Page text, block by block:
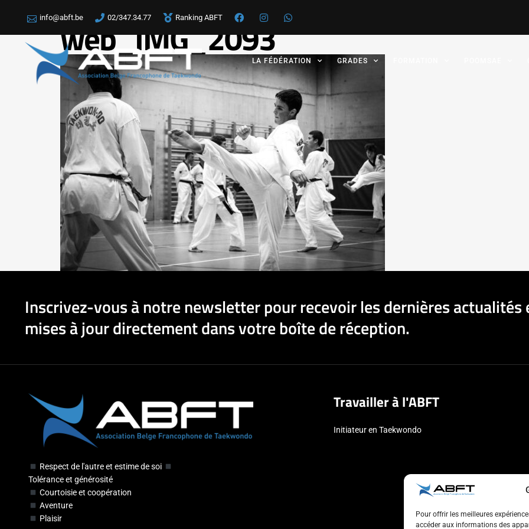
Pour offrir les meilleures
accéder aux informations des
info@abft.be 02/347.34.77 Ranking ABFT
LA FÉDÉRATION GRADES
web_IMG_2093
Inscrivez-vous à notre newsletter pour recevoir les dernières actualités
mises à jour directement dans votre boîte de réception.
Respect de l'autre et estime de soi
Tolérance et générosité
Courtoisie et coopération
Aventure
Plaisir
Travailler à l'ABFT
Initiateur en Taekwondo